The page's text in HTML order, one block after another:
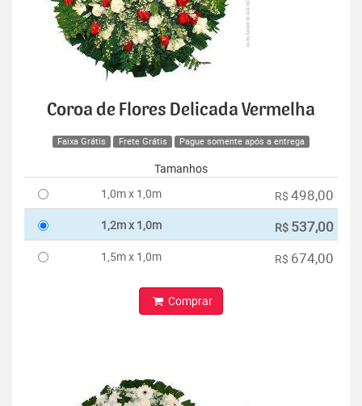
Coroa de Flores Delicada Vermelha
Faixa Grátis Frete Grátis Pague somente após a entrega
Tamanhos
1,0m x 1,0m
R$ 498,00
1,2m x 1,0m R$ 537,00
1,5m x 1,0m R$ 674,00
Comprar